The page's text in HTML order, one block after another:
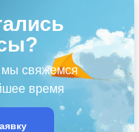
мы свяжемся
время